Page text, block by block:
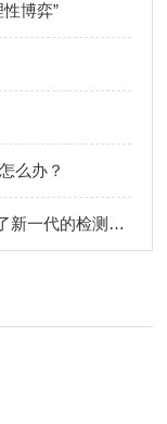
博弈”
么办？
SEDEX75 蒸发光检测器为我们提供了新一代的检测手段